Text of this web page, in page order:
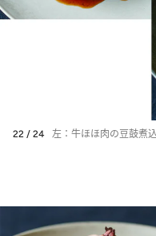
22 / 24 左：牛ほほ肉の豆鼓煮